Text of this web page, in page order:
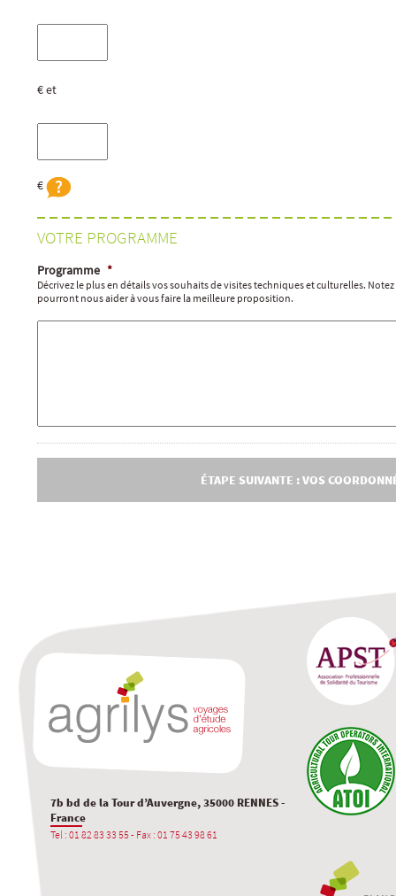
€ et
€
VOTRE PROGRAMME
Programme *
Décrivez le plus en détails vos souhaits de visites techniques et culturelles.
pourront nous aider à vous faire la meilleure proposition.
7b bd de la Tour d’Auvergne, 35000 RENNES -
France
Tel : 01 82 83 33 55 - Fax : 01 75 43 98 61